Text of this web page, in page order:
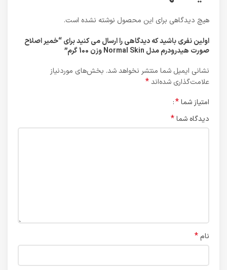
هیچ دیدگاهی برای این محصول نوشته نشده است.
اولین نفری باشید که دیدگاهی را ارسال می کنید برای “خمیر اصلاح
صورت هیدرودرم مدل Normal Skin وزن 100 گرم”
نشانی ایمیل شما منتشر نخواهد شد. بخش‌های موردنیاز
علامت‌گذاری شده‌اند*
امتیاز شما*
دیدگاه شما*
نام *